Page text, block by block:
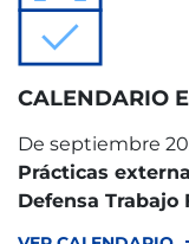
es
Obligatoria
6
TIPO
Prácticas
IDIOMA
es
ECTS
6
TIPO
Trabajo fin de
CALENDARIO
De septiembre
Prácticas
Defensa Trabajo